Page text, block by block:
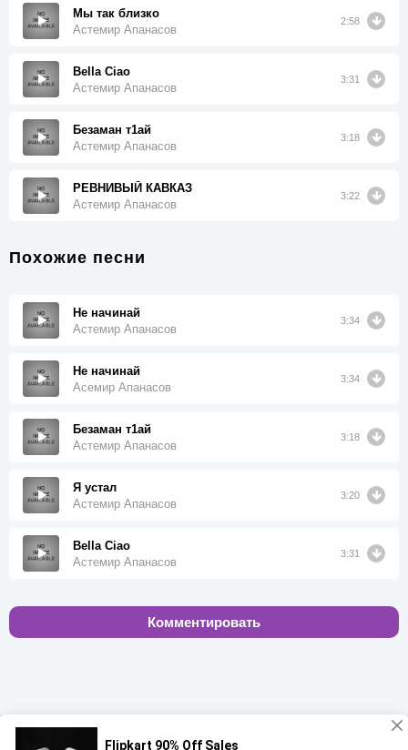
Мы так близко
Астемир Апанасов
2:58
Bella Ciao
Астемир Апанасов
3:31
Безаман т1ай
Астемир Апанасов
3:18
РЕВНИВЫЙ КАВКАЗ
Астемир Апанасов
3:22
Похожие песни
Не начинай
Астемир Апанасов
3:34
Не начинай
Асемир Апанасов
3:34
Безаман т1ай
Астемир Апанасов
3:18
Я устал
Астемир Апанасов
3:20
Bella Ciao
Астемир Апанасов
3:31
Комментировать